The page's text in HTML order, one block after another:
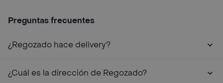
Preguntas frecuentes
¿Regozado hace delivery?
¿Cuál es la dirección de Regozado?